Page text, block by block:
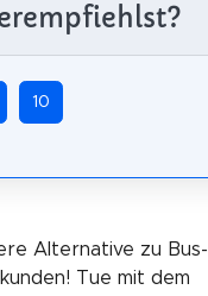
10
Alternative zu Bus-
Tue mit dem